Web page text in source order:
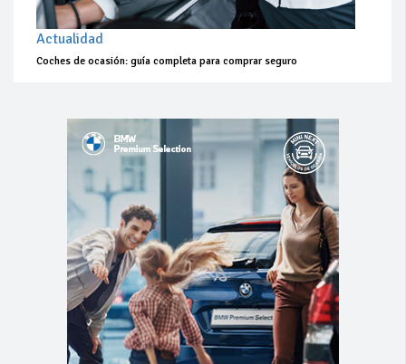
Actualidad
Coches de ocasión: guía completa para comprar seguro